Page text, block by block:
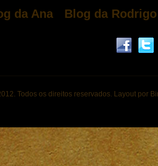
da Ana Blog da Rodrigo
Todos os direitos reservados. Layout por